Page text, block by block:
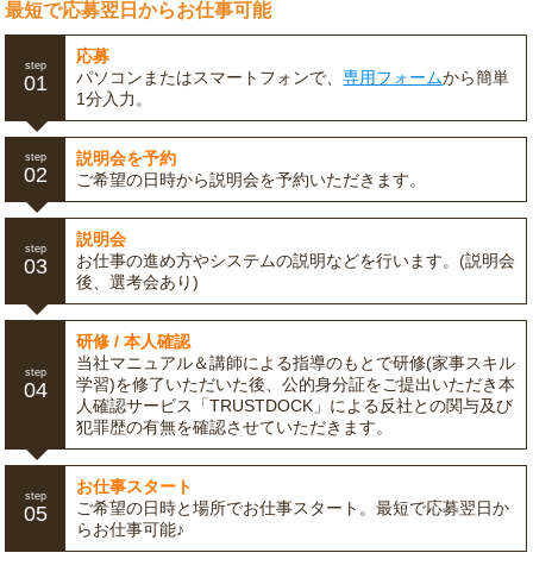
最短で応募翌日からお仕事可能
step
01
応募
パソコンまたはスマートフォンで、専用フォームから簡単
1分入力。
step
02
説明会を予約
ご希望の日時から説明会を予約いただきます。
step
03
説明会
お仕事の進め方やシステムの説明などを行います。(説明会
後、選考会あり)
step
04
研修 / 本人確認
当社マニュアル＆講師による指導のもとで研修(家事スキル
学習)を修了いただいた後、公的身分証をご提出いただき本
人確認サービス「TRUSTDOCK」による反社との関与及び
犯罪歴の有無を確認させていただきます。
step
05
お仕事スタート
ご希望の日時と場所でお仕事スタート。最短で応募翌日か
らお仕事可能♪